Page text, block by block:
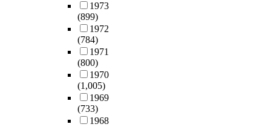
1973
(899)
1972
(784)
1971
(800)
1970
(1,005)
1969
(733)
1968